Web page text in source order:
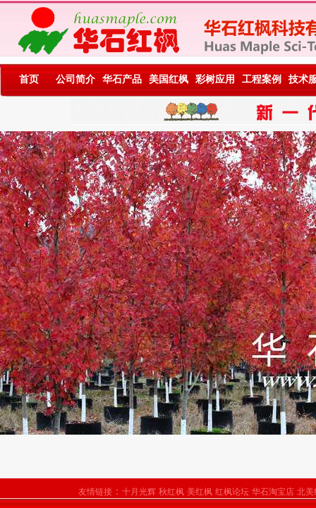
首页 公司简介 华石产品 美国红枫 彩树应用 工程案例 技术
友情链接 ： 十月光辉 秋红枫 美红枫 红枫论坛 华石淘宝店 北美